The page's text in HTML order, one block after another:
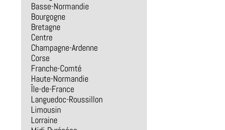
Basse-Normandie
Bourgogne
Bretagne
Centre
Champagne-Ardenne
Corse
Franche-Comté
Haute-Normandie
Île-de-France
Languedoc-Roussillon
Limousin
Lorraine